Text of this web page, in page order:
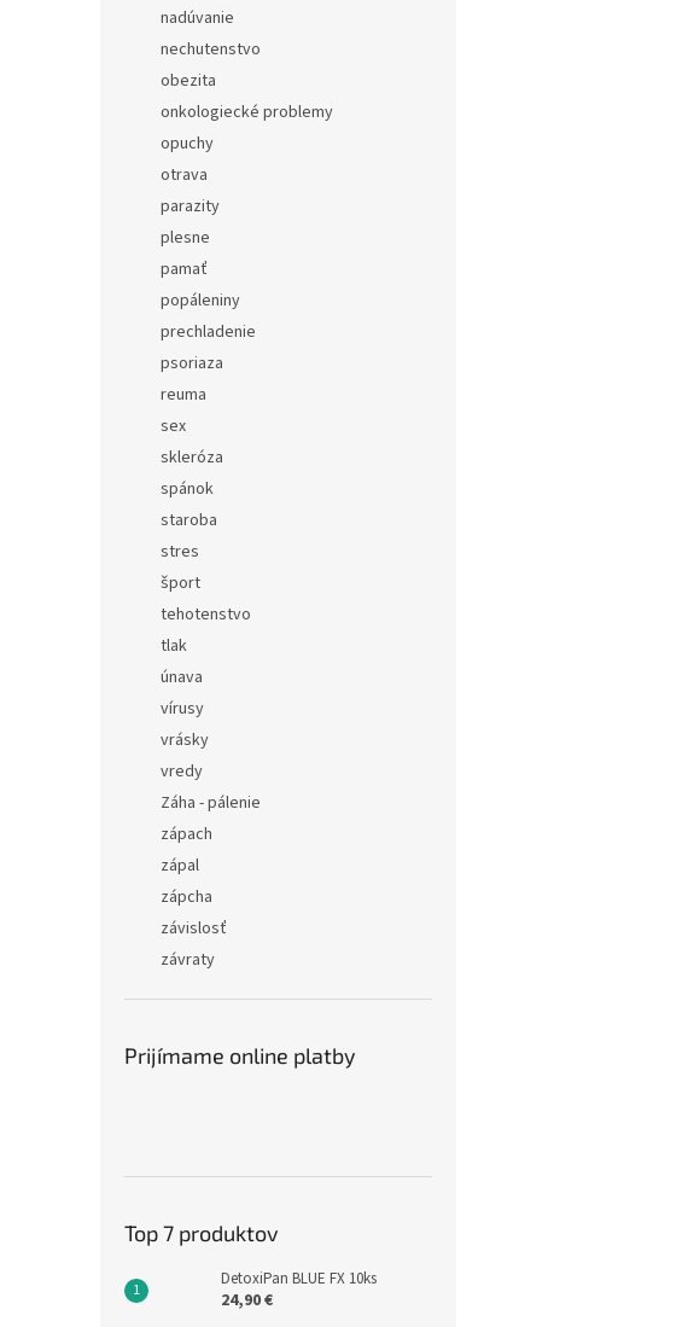
nadúvanie
nechutenstvo
obezita
onkologiecké problemy
opuchy
otrava
parazity
plesne
pamať
popáleniny
prechladenie
psoriaza
reuma
sex
skleróza
spánok
staroba
stres
šport
tehotenstvo
tlak
únava
vírusy
vrásky
vredy
Záha - pálenie
zápach
zápal
zápcha
závislosť
závraty
Prijímame online platby
Top 7 produktov
DetoxiPan BLUE FX 10ks
24,90 €